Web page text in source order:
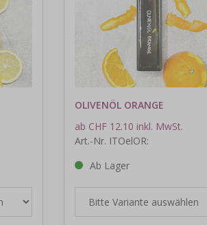
OLIVENÖL ORANGE
ab CHF 12.10 inkl. MwSt.
Art.-Nr. ITOelOR:
Ab Lager